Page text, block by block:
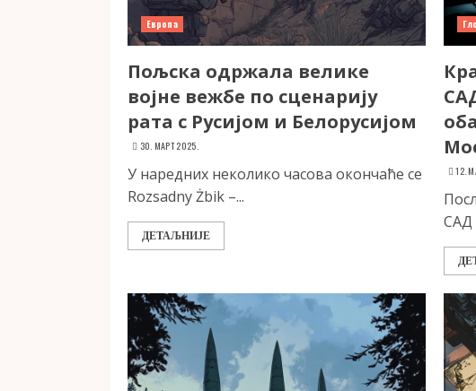
Европа
Пољска одржала велике
војне вежбе по сценарију
рата с Русијом и Белорусијом
30. МАРТ 2025.
У наредних неколико часова окончаће се
Rozsadny Żbik –...
ДЕТАЉНИЈЕ
12.
САД